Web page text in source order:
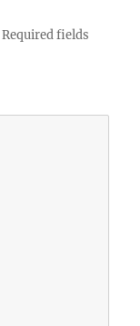
Required fields